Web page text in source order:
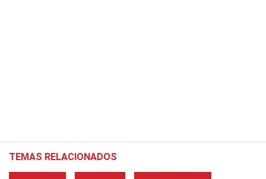
TEMAS RELACIONADOS